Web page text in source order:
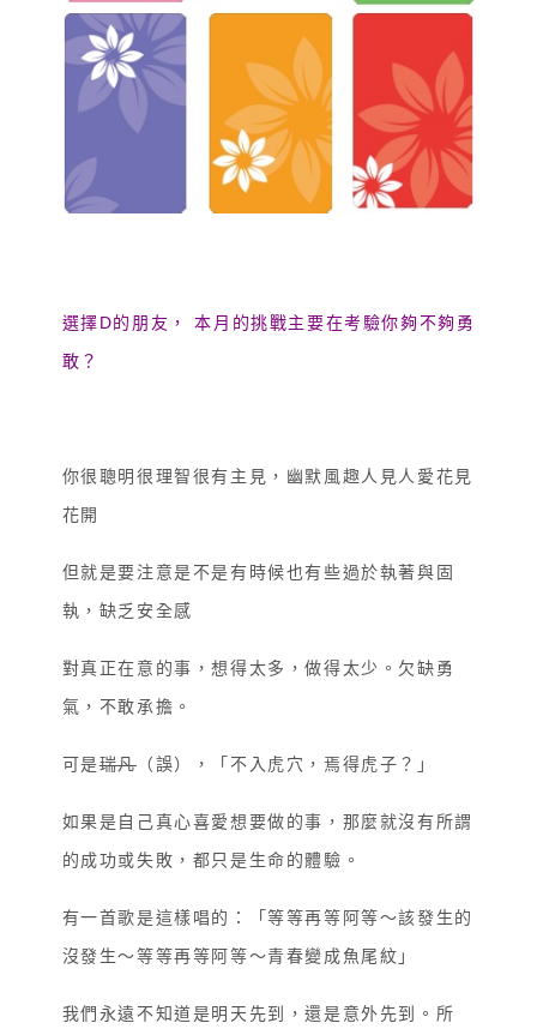
選擇D的朋友， 本月的挑戰主要在考驗你夠不夠勇
敢？
你很聰明很理智很有主見，幽默風趣人見人愛花見
花開
但就是要注意是不是有時候也有些過於執著與固
執，缺乏安全感
對真正在意的事，想得太多，做得太少。欠缺勇
氣，不敢承擔。
可是瑞凡（誤），「不入虎穴，焉得虎子？」
如果是自己真心喜愛想要做的事，那麼就沒有所謂
的成功或失敗，都只是生命的體驗。
有一首歌是這樣唱的：「等等再等阿等～該發生的
沒發生～等等再等阿等～青春變成魚尾紋」
我們永遠不知道是明天先到，還是意外先到。所